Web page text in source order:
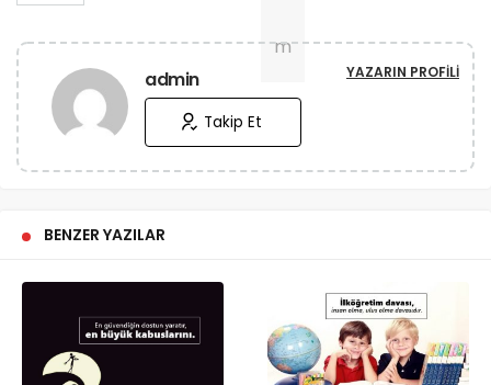
admin YAZARIN PROFILI
Takip Et
BENZER YAZILAR